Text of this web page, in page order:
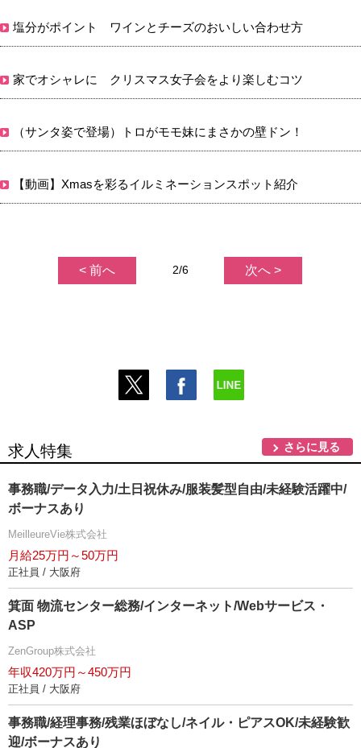
塩分がポイント ワインとチーズのおいしい合わせ方
家でオシャレに クリスマス女子会をより楽しむコツ
（サンタ姿で登場）トロがモモ妹にまさかの壁ドン！
【動画】Xmasを彩るイルミネーションスポット紹介
< 前へ 2/6 次へ >
求人特集 さらに見る
事務職/データ入力/土日祝休み/服装髪型自由/未経験活躍中/
ボーナスあり
MeilleureVie株式会社
月給25万円～50万円
正社員 / 大阪府
箕面 物流センター総務/インターネット/Webサービス・
ASP
ZenGroup株式会社
年収420万円～450万円
正社員 / 大阪府
事務職/経理事務/残業ほぼなし/ネイル・ピアスOK/未経験歓
迎/ボーナスあり